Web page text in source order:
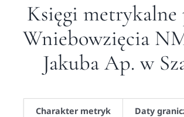
Księgi
Wniebowzięcia
Jakuba Ap. w
Charakter metryk Daty